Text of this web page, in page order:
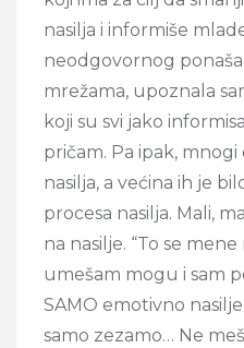
nasilja i informiše
neodgovornog
mrežama, upoznala
koji su svi jako
pričam. Pa ipak,
nasilja, a većina ih je
procesa nasilja. Mali,
na nasilje. “To se
umešam mogu i sam
SAMO emotivno
samo zezamo… Ne